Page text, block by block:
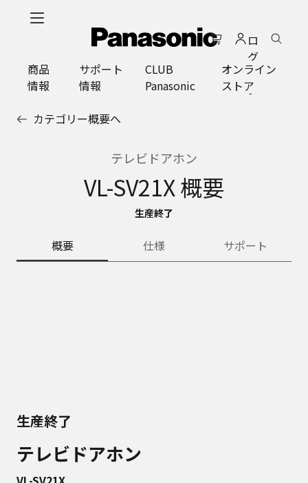
ロ
グ
イ
ン
商品
情報
サポート
情報
CLUB
Panasonic
オンライン
ストア
カテゴリー概要へ
テレビドアホン
VL-SV21X 概要
生産終了
概要 仕様 サポート
生産終了
テレビドアホン